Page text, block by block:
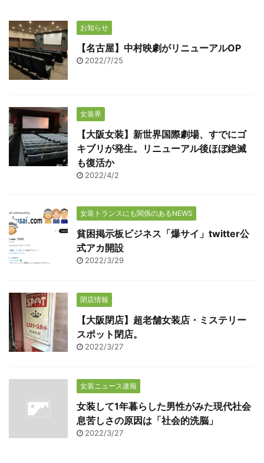
お知らせ
【名古屋】中村映劇がリニューアルOP
2022/7/25
女装界
【大阪女装】新世界国際劇場、すでにゴ
キブリが発生。リニューアル後ほぼ絶滅
も復活か
2022/4/2
女装トランスにも関係のあるNEWS
貧困掲示板ビジネス「爆サイ」twitter公
式アカ開設
2022/3/29
閉店情報
【大阪閉店】超老舗女装店・ミステリー
スポット閉店。
2022/3/27
女装ニュース速報
女装して1年暮らした男性がみた現代社会
息苦しさの原因は「社会的洗脳」
2022/3/27